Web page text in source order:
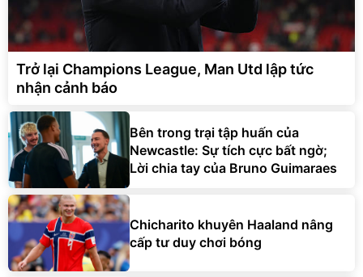
Trở lại Champions League, Man Utd lập tức
nhận cảnh báo
Bên trong trại tập huấn của
Newcastle: Sự tích cực bất ngờ;
Lời chia tay của Bruno Guimaraes
Chicharito khuyên Haaland nâng
cấp tư duy chơi bóng